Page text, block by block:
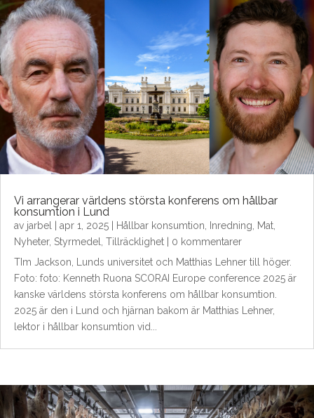
Vi arrangerar världens största konferens om hållbar
konsumtion i Lund
av jarbel apr 1, 2025 Hållbar konsumtion Inredning Mat
Nyheter, Styrmedel Tillräcklighet | 0 kommentarer
TIm Jackson, Lunds universitet och Matthias Lehner till höger.
Foto: foto: Kenneth Ruona SCORAI Europe conference 2025 är
kanske världens största konferens om hållbar konsumtion.
2025 är den i Lund och hjärnan bakom är Matthias Lehner,
lektor i hållbar konsumtion vid...